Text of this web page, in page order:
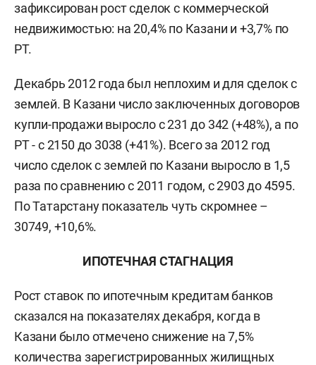
зафиксирован рост сделок с коммерческой
недвижимостью: на 20,4% по Казани и +3,7% по
РТ.
Декабрь 2012 года был неплохим и для сделок с
землей. В Казани число заключенных договоров
купли-продажи выросло с 231 до 342 (+48%), а по
РТ - с 2150 до 3038 (+41%). Всего за 2012 год
число сделок с землей по Казани выросло в 1,5
раза по сравнению с 2011 годом, с 2903 до 4595.
По Татарстану показатель чуть скромнее –
30749, +10,6%.
ИПОТЕЧНАЯ СТАГНАЦИЯ
Рост ставок по ипотечным кредитам банков
сказался на показателях декабря, когда в
Казани было отмечено снижение на 7,5%
количества зарегистрированных жилищных